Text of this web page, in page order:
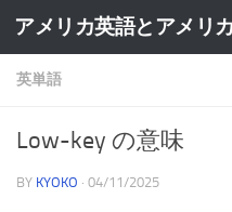
Skip to content
アメリカ英語とアメリ
英単語
Low-key の意味
BY KYOKO · 04/11/2025